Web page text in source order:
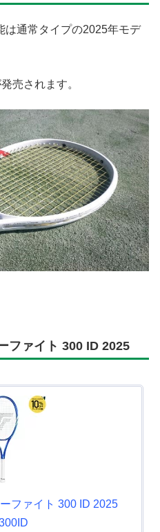
は通常タイプの2025年モデ
売されます。
ファイト 300 ID 2025
ファイト 300 ID 2025